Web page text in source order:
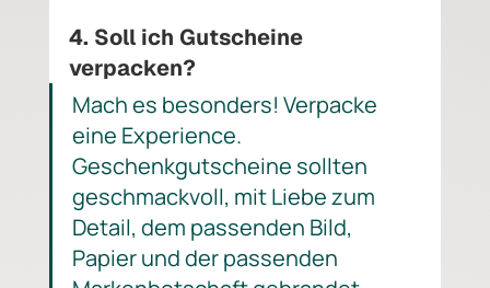
4. Soll ich Gutscheine
verpacken?
Mach es besonders! Verpacke
eine Experience.
Geschenkgutscheine sollten
geschmackvoll, mit Liebe zum
Detail, dem passenden Bild,
Papier und der passenden